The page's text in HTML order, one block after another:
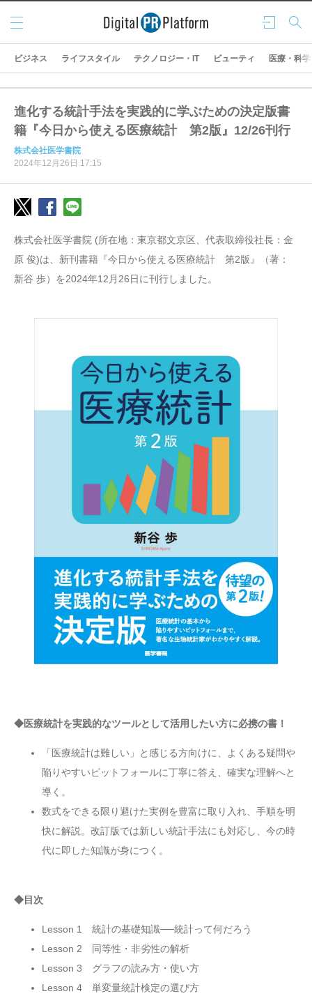
ログ
イン
検索
メニ
ュー
ビジネス ライフスタイル テクノロジー・IT ビューティ 医療・科学
進化する統計手法を実践的に学ぶための決定版書
籍『今日から使える医療統計 第2版』12/26刊行
株式会社医学書院
2024年12月26日 17:15
株式会社医学書院 (所在地：東京都文京区、代表取締役社長：金
原 俊)は、新刊書籍『今日から使える医療統計 第2版』（著：
新谷 歩）を2024年12月26日に刊行しました。
◆医療統計を実践的なツールとして活用したい方に必携の書！
「医療統計は難しい」と感じる方向けに、よくある疑問や
陥りやすいピットフォールに丁寧に答え、確実な理解へと
導く。
数式をできる限り避けた実例を豊富に取り入れ、手順を明
快に解説。改訂版では新しい統計手法にも対応し、今の時
代に即した知識が身につく。
◆目次
Lesson 1 統計の基礎知識──統計って何だろう
Lesson 2 同等性・非劣性の解析
Lesson 3 グラフの読み方・使い方
Lesson 4 単変量統計検定の選び方